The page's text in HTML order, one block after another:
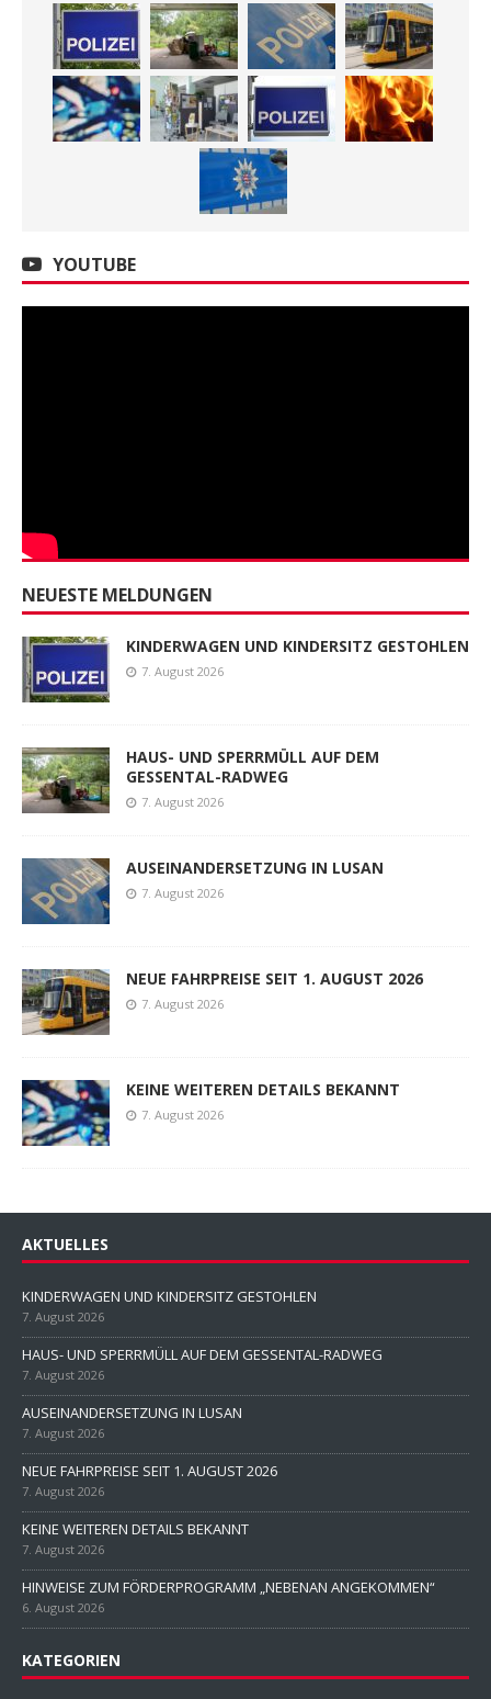
YOUTUBE
NEUESTE MELDUNGEN
KINDERWAGEN UND KINDERSITZ GESTOHLEN
7. August 2026
HAUS- UND SPERRMÜLL AUF DEM
GESSENTAL-RADWEG
7. August 2026
AUSEINANDERSETZUNG IN LUSAN
7. August 2026
NEUE FAHRPREISE SEIT 1. AUGUST 2026
7. August 2026
KEINE WEITEREN DETAILS BEKANNT
7. August 2026
AKTUELLES
KINDERWAGEN UND KINDERSITZ GESTOHLEN
7. August 2026
HAUS- UND SPERRMÜLL AUF DEM GESSENTAL-RADWEG
7. August 2026
AUSEINANDERSETZUNG IN LUSAN
7. August 2026
NEUE FAHRPREISE SEIT 1. AUGUST 2026
7. August 2026
KEINE WEITEREN DETAILS BEKANNT
7. August 2026
HINWEISE ZUM FÖRDERPROGRAMM „NEBENAN ANGEKOMMEN“
6. August 2026
KATEGORIEN